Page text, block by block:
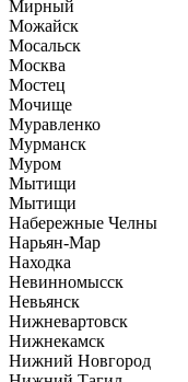
Мирный
Можайск
Мосальск
Москва
Мостец
Мочище
Муравленко
Мурманск
Муром
Мытищи
Мытищи
Набережные Челны
Нарьян-Мар
Находка
Невинномысск
Невьянск
Нижневартовск
Нижнекамск
Нижний Новгород